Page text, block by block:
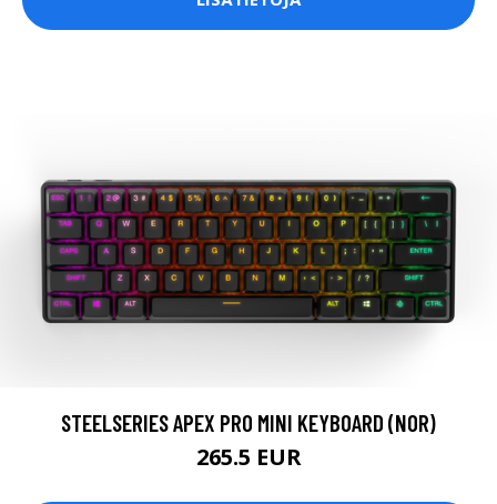
STEELSERIES APEX PRO MINI KEYBOARD (NOR)
265.5 EUR